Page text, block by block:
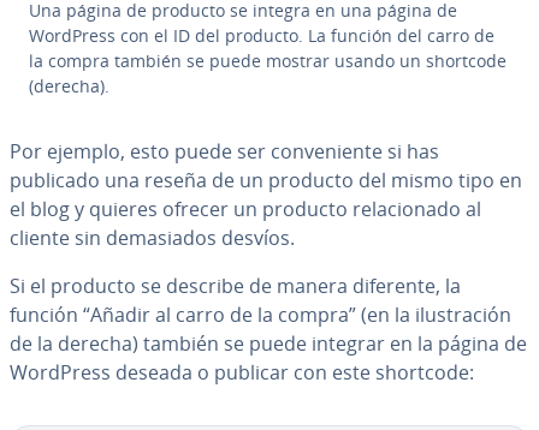
Una página de producto se integra en una página de
WordPress con el ID del producto. La función del carro de
la compra también se puede mostrar usando un shortcode
(derecha).
Por ejemplo, esto puede ser co­n­ve­nie­n­te si has
publicado una reseña de un producto del mismo tipo en
el blog y quieres ofrecer un producto re­la­cio­na­do al
cliente sin de­ma­sia­dos desvíos.
Si el producto se describe de manera diferente, la
función “Añadir al carro de la compra” (en la ilu­s­tra­ción
de la derecha) también se puede integrar en la página de
WordPress deseada o publicar con este shortcode: